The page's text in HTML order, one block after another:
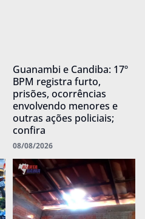
Guanambi e Candiba: 17º
BPM registra furto,
prisões, ocorrências
envolvendo menores e
outras ações policiais;
confira
08/08/2026